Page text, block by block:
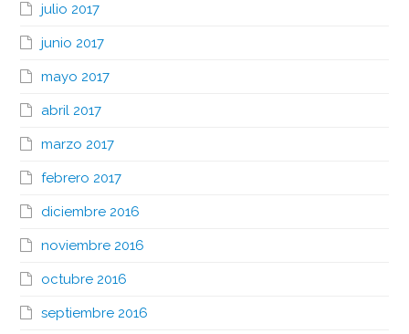
julio 2017
junio 2017
mayo 2017
abril 2017
marzo 2017
febrero 2017
diciembre 2016
noviembre 2016
octubre 2016
septiembre 2016